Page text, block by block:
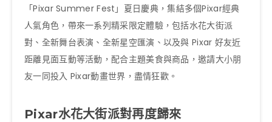
「Pixar Summer Fest」夏日慶典，集結多個Pixar經典
人氣角色，帶來一系列精采限定體驗，包括水花大街派
對、全新舞台表演、全新星空匯演、以及與 Pixar 好友近
距離見面互動等活動，配合主題美食與商品，邀請大小朋
友一同投入 Pixar動畫世界，盡情狂歡。
Pixar水花大街派對再度歸來